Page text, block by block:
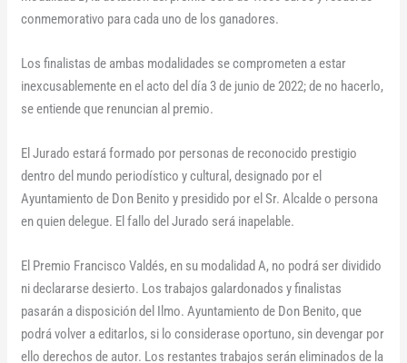
conmemorativo para cada uno de los ganadores.
Los finalistas de ambas modalidades se comprometen a estar
inexcusablemente en el acto del día 3 de junio de 2022; de no hacerlo,
se entiende que renuncian al premio.
El Jurado estará formado por personas de reconocido prestigio
dentro del mundo periodístico y cultural, designado por el
Ayuntamiento de Don Benito y presidido por el Sr. Alcalde o persona
en quien delegue. El fallo del Jurado será inapelable.
El Premio Francisco Valdés, en su modalidad A, no podrá ser dividido
ni declararse desierto. Los trabajos galardonados y finalistas
pasarán a disposición del Ilmo. Ayuntamiento de Don Benito, que
podrá volver a editarlos, si lo considerase oportuno, sin devengar por
ello derechos de autor. Los restantes trabajos serán eliminados de la